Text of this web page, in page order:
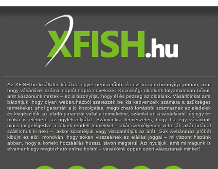
Az XFISH.hu kisállatos kínálata egyre népszerűbb, és ezt mi sem bizonyítja jobban, mint
hogy vásárlóink száma napról napra növekszik. Közösségi oldalunk folyamatosan bővül,
amit köszönünk nektek – ez is bizonyítja, hogy él és pezseg az oldalunk. Vásárlóinkat arra
bátorítjuk, hogy olyan webáruházból szerezzék be kis kedvenceik számára a szükséges
termékeket, ahol garantált a jó kiszolgálás, megbízható forrásból származnak az eledelek
és kiegészítők, az eladó garanciát vállal a termékekre, számlát ad a vásárlásról, és egy év
múlva is elérhető az ügyfélszolgálat. Számunkra természetes, hogy ha egy vásárlónk
nincs megelégedve a tőlünk rendelt termékkel – akár személyesen vette át, akár futárral
szállítottuk ki neki –, akkor kicseréljük vagy visszatérítjük az árát. Sok webáruház próbál
kibújni ez alól, mondván, hogy sokan visszaélnek az elállási joggal – mi viszont hiszünk
abban, hogy a korrekt hozzáállás hosszú távon megtérül. Azt nyújtjuk, amit mi magunk is
elvárnánk egy megbízható online bolttól – vásárlóink éppen ezért választanak minket!